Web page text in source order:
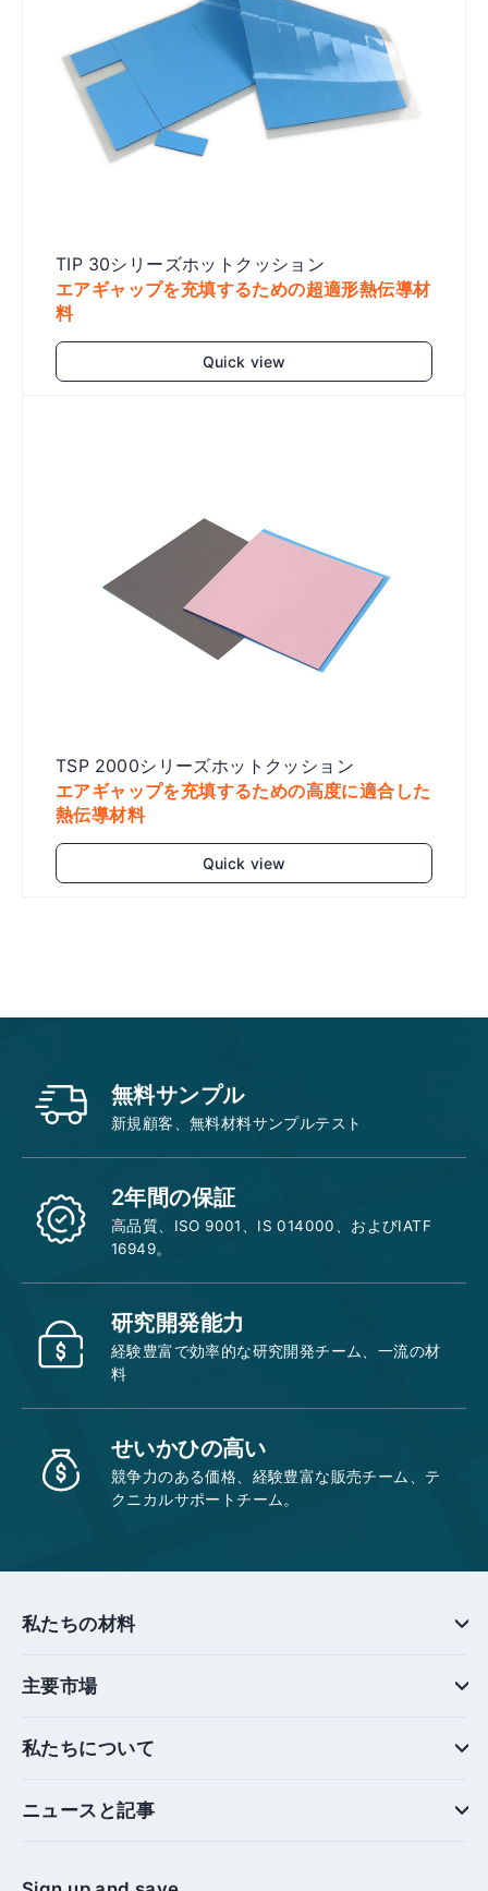
TIP 30シリーズホットクッション
エアギャップを充填するための超適形熱伝導材
料
Quick view
TSP 2000シリーズホットクッション
エアギャップを充填するための高度に適合した
熱伝導材料
Quick view
無料サンプル
新規顧客、無料材料サンプルテスト
2年間の保証
高品質、ISO 9001、IS 014000、およびIATF
16949。
研究開発能力
経験豊富で効率的な研究開発チーム、一流の材
料
せいかひの高い
競争力のある価格、経験豊富な販売チーム、テ
クニカルサポートチーム。
私たちの材料
主要市場
私たちについて
ニュースと記事